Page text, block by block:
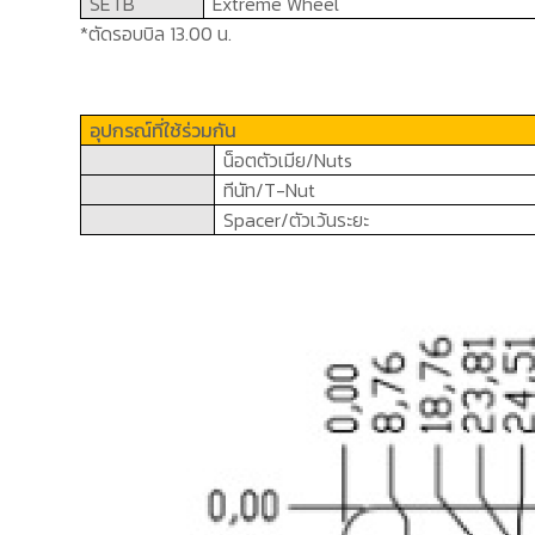
*ตัดรอบบิล 13.00 น.
อุปกรณ์ที่ใช้ร่วมกัน
น็อตตัวเมีย/Nuts
ทีนัท/T-Nut
Spacer/ตัวเว้นระยะ